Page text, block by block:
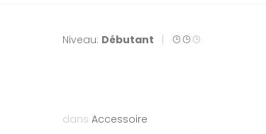
Niveau: Débutant
dans Accessoire